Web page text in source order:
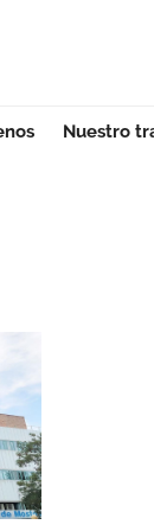
Nuestro